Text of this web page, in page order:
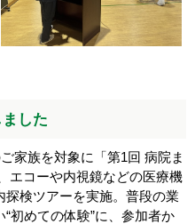
した
家族を対象に「第1回 病院ま
エコーや内視鏡などの医療機
検ツアーを実施。普段の業
初めての体験”に、参加者か